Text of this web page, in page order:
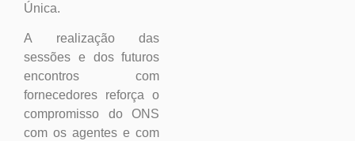
Única.
A realização das
sessões e dos futuros
encontros com
fornecedores reforça o
compromisso do ONS
com os agentes e com